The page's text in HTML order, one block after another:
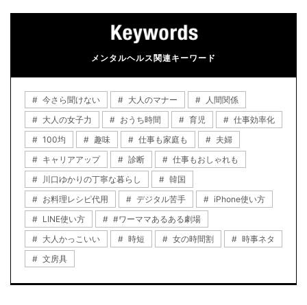
メンタルヘルス関連キーワード
今さら聞けない 大人のマナー
人間関係
大人の女子力
おうち時間 育児
仕事効率化
100均
趣味 仕事も家庭も
夫婦
キャリアアップ
診断
仕事もおしゃれも
川口ゆかりの丁寧な暮らし
韓国
お料理レシピ代用
デジタル苦手
iPhone使い方
LINE使い方
#ワーママあるある劇場
大人かっこいい
時短 女の時間割
時事ネタ
文房具